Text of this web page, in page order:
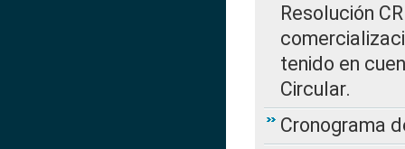
Resolución
tenido en
Circular.
Cronograma